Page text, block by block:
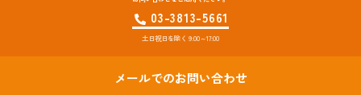
03-3813-5661
土日祝日を除く 9:00～17:00
メールでのお問い合わせ